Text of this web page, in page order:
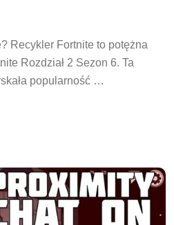
Recykler Fortnite to potężna
Rozdział 2 Sezon 6. Ta
popularność …